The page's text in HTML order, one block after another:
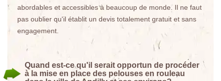
abordables et accessibles à beaucoup de monde. Il ne faut
pas oublier qu'il établit un devis totalement gratuit et sans
engagement.
Quand est-ce qu'il serait opportun de procéder
à la mise en place des pelouses en rouleau